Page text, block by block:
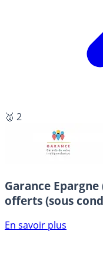
🥈 2
Garance Epargne
offerts (sous
En savoir plus